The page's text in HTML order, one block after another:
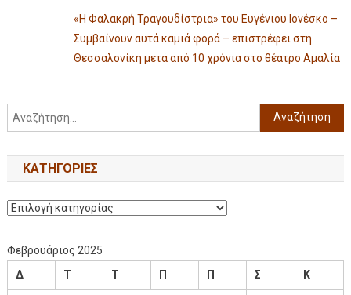
«Η Φαλακρή Τραγουδίστρια» του Ευγένιου Ιονέσκο –
Συμβαίνουν αυτά καμιά φορά – επιστρέφει στη
Θεσσαλονίκη μετά από 10 χρόνια στο θέατρο Αμαλία
KΑΤΗΓΟΡΊΕΣ
Φεβρουάριος 2025
Δ
Τ Τ Π Π Σ Κ